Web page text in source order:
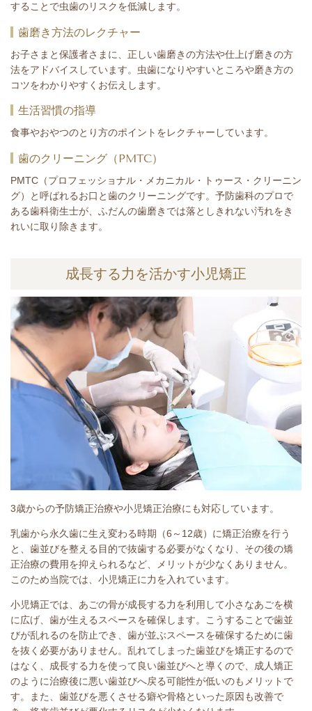
することで虫歯のリスクを低減します。
歯磨き方法のレクチャー
お子さまと保護者さまに、正しい歯磨きの方法や仕上げ磨きの方
法をアドバイスしています。虫歯になりやすいところや磨き方の
コツをわかりやすくお伝えします。
生活習慣の指導
食事やおやつのとり方のポイントをレクチャーしています。
歯のクリーニング（PMTC）
PMTC（プロフェッショナル・メカニカル・トゥース・クリーニン
グ）と呼ばれるお口と歯のクリーニングです。予防歯科のプロで
ある歯科衛生士が、ふだんの歯磨きでは落としきれない汚れをき
れいに取り除きます。
成長する力を活かす小児矯正
3歳からの予防矯正治療や小児矯正治療にも対応しています。
乳歯から永久歯に生え変わる時期（6～12歳）に矯正治療を行う
と、歯並びを整える目的で抜歯する必要がなくなり、その後の矯
正治療の費用を抑えられるなど、メリットが少なくありません。
このため当院では、小児矯正に力を入れています。
小児矯正では、あごの骨が成長する力を利用して小さなあごを横
に広げ、歯が生えるスペースを確保します。こうすることで歯並
びが乱れるのを防止でき、歯が並ぶスペースを確保するために歯
を抜く必要がありません。乱れてしまった歯並びを矯正するので
はなく、成長する力を使って良い歯並びへと導くので、成人矯正
のように治療後に悪い歯並びへ戻る可能性が低いのもメリットで
す。また、歯並びを悪くさせる癖や骨格といった原因も改善で